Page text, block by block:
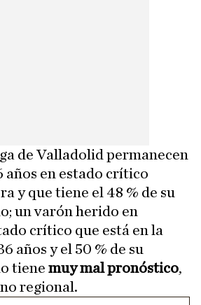
de Valladolid permanecen
años en estado crítico
y que tiene el 48 % de su
un varón herido en
crítico que está en la
años y el 50 % de su
tiene muy mal pronóstico,
regional.